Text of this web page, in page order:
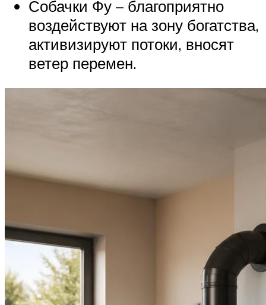
Собачки Фу – благоприятно
воздействуют на зону богатства,
активизируют потоки, вносят
ветер перемен.